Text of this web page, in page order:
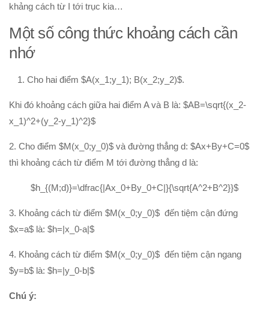
Đại số 11
Phương trình lượng giác
Tổ hợp – Xac suất
Đạo hàm
Quan hệ vuông góc trong không gian
Đại số 12
Khảo sát hàm số
Hàm số mũ-Logarit
Nguyên hàm-tích phân
Số phức
khảng cách từ I tới trục kia…
Một số công thức khoảng cách cần
nhớ
Cho hai điểm $A(x_1;y_1); B(x_2;y_2)$.
Khi đó khoảng cách giữa hai điểm A và B là: $AB=\sqrt{(x_2-
x_1)^2+(y_2-y_1)^2}$
2. Cho điểm $M(x_0;y_0)$ và đường thẳng d: $Ax+By+C=0$
thì khoảng cách từ điểm M tới đường thẳng d là:
$h_{(M;d)}=\dfrac{|Ax_0+By_0+C|}{\sqrt{A^2+B^2}}$
3. Khoảng cách từ điểm $M(x_0;y_0)$ đến tiệm cận đứng
$x=a$ là: $h=|x_0-a|$
4. Khoảng cách từ điểm $M(x_0;y_0)$ đến tiệm cận ngang
$y=b$ là: $h=|y_0-b|$
Chú ý: